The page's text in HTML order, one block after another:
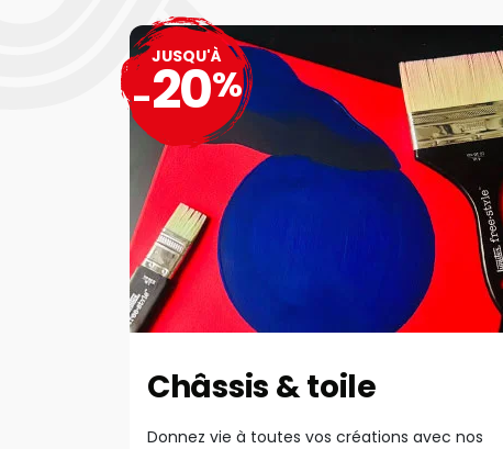
Châssis & toile
Donnez vie à toutes vos créations avec nos
JUSQU'À
-20%